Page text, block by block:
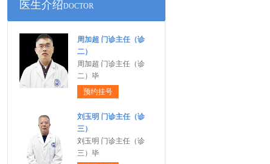
医生介绍DOCTOR
周加超 门诊主任（诊
二）
周加超 门诊主任（诊
二）毕
预约挂号
刘玉明 门诊主任（诊
三）
刘玉明 门诊主任（诊
三）毕